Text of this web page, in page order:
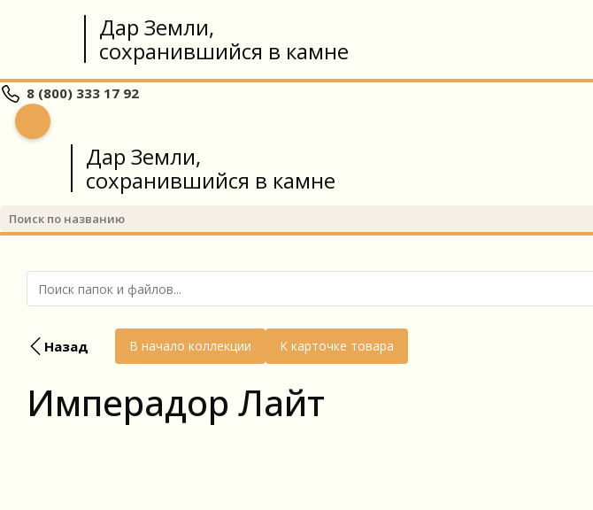
Дар Земли,
сохранившийся в камне
8 (800) 333 17 92
Дар Земли,
сохранившийся в камне
Назад В начало коллекции К карточке товара
Имперадор Лайт